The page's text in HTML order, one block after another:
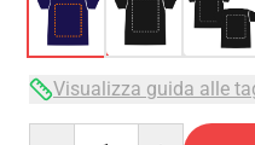
Visualizza guida alle